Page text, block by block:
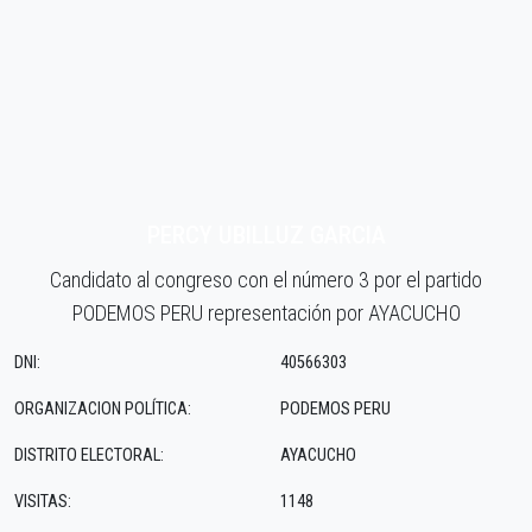
Candidato al congreso con el número 3 por el partido
PODEMOS PERU representación por AYACUCHO
DNI:
ORGANIZACION POLÍTICA:
DISTRITO ELECTORAL:
VISITAS:
40566303
PODEMOS PERU
AYACUCHO
1148